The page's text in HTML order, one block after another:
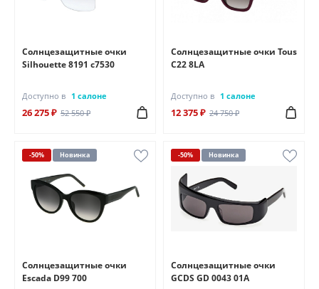
Солнцезащитные очки
Silhouette 8191 с7530
Доступно в 1 салоне
26 275 ₽ 52 550 ₽
Солнцезащитные очки Tous
C22 8LA
Доступно в 1 салоне
12 375 ₽ 24 750 ₽
-50% Новинка
Солнцезащитные очки
Escada D99 700
-50% Новинка
Солнцезащитные очки
GCDS GD 0043 01А